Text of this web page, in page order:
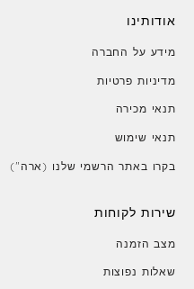
אודותינו
מידע על החברה
מדיניות פרטיות
תנאי מכירה
תנאי שימוש
בקרו באתר הרשמי שלנו (ארה")
שירות לקוחות
מצב הזמנה
שאלות נפוצות